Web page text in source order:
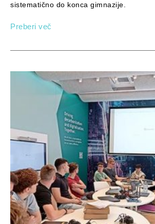
sistematično do konca gimnazije.
Preberi več